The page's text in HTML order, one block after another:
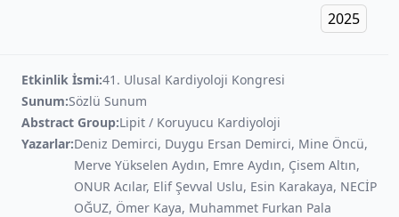
2025
Etkinlik İsmi:41. Ulusal Kardiyoloji Kongresi
Sunum:Sözlü Sunum
Abstract Group:Lipit / Koruyucu Kardiyoloji
Yazarlar:Deniz Demirci, Duygu Ersan Demirci, Mine Öncü,
Merve Yükselen Aydın, Emre Aydın, Çisem Altın,
ONUR Acılar, Elif Şevval Uslu, Esin Karakaya, NECİP
OĞUZ, Ömer Kaya, Muhammet Furkan Pala